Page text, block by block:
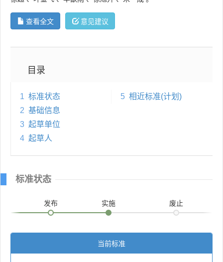
查看全文 意见建议
目录
1 标准状态
2 基础信息
3 起草单位
4 起草人
5 相近标准(计划)
标准状态
发布 实施 废止
当前标准